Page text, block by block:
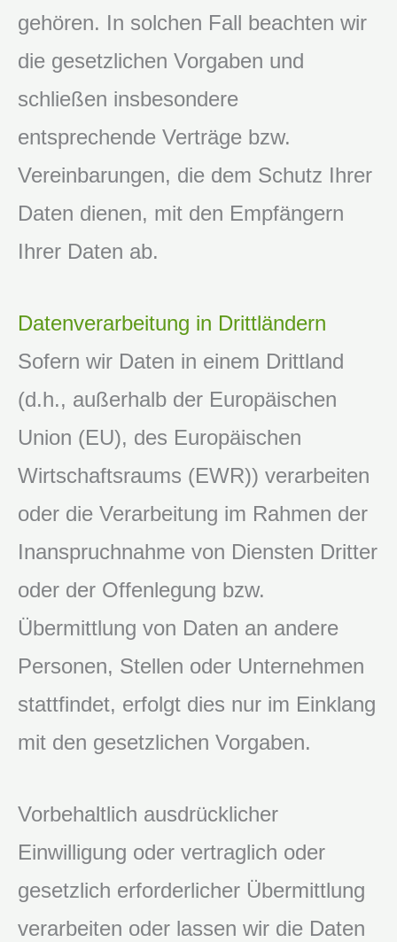
gehören. In solchen Fall beachten wir
die gesetzlichen Vorgaben und
schließen insbesondere
entsprechende Verträge bzw.
Vereinbarungen, die dem Schutz Ihrer
Daten dienen, mit den Empfängern
Ihrer Daten ab.
Datenverarbeitung in Drittländern
Sofern wir Daten in einem Drittland
(d.h., außerhalb der Europäischen
Union (EU), des Europäischen
Wirtschaftsraums (EWR)) verarbeiten
oder die Verarbeitung im Rahmen der
Inanspruchnahme von Diensten Dritter
oder der Offenlegung bzw.
Übermittlung von Daten an andere
Personen, Stellen oder Unternehmen
stattfindet, erfolgt dies nur im Einklang
mit den gesetzlichen Vorgaben.
Vorbehaltlich ausdrücklicher
Einwilligung oder vertraglich oder
gesetzlich erforderlicher Übermittlung
verarbeiten oder lassen wir die Daten